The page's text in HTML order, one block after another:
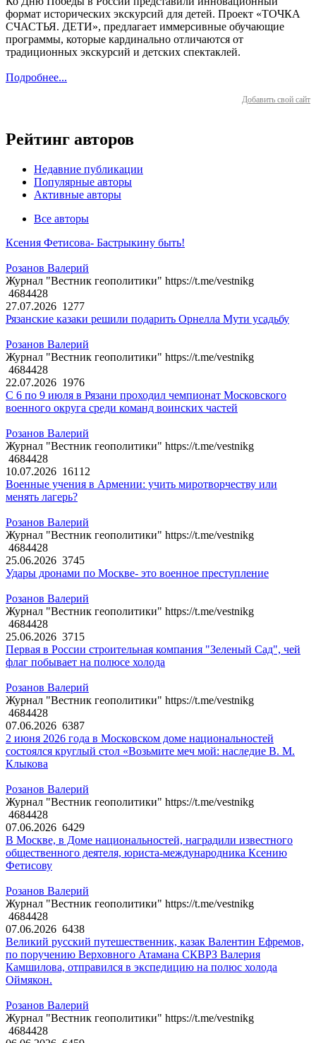
формат исторических экскурсий для детей. Проект «ТОЧКА
СЧАСТЬЯ. ДЕТИ», предлагает иммерсивные обучающие
программы, которые кардинально отличаются от
традиционных экскурсий и детских спектаклей.
Подробнее...
Добавить свой сайт
Рейтинг авторов
Недавние публикации
Популярные авторы
Активные авторы
Все авторы
Ксения Фетисова- Бастрыкину быть!
Розанов Валерий
Журнал "Вестник геополитики" https://t.me/vestnikg
4684428
27.07.2026 1277
Рязанские казаки решили подарить Орнелла Мути усадьбу
Розанов Валерий
Журнал "Вестник геополитики" https://t.me/vestnikg
4684428
22.07.2026 1976
С 6 по 9 июля в Рязани проходил чемпионат Московского
военного округа среди команд воинских частей
Розанов Валерий
Журнал "Вестник геополитики" https://t.me/vestnikg
4684428
10.07.2026 16112
Военные учения в Армении: учить миротворчеству или
менять лагерь?
Розанов Валерий
Журнал "Вестник геополитики" https://t.me/vestnikg
4684428
25.06.2026 3745
Удары дронами по Москве- это военное преступление
Розанов Валерий
Журнал "Вестник геополитики" https://t.me/vestnikg
4684428
25.06.2026 3715
Первая в России строительная компания "Зеленый Сад", чей
флаг побывает на полюсе холода
Розанов Валерий
Журнал "Вестник геополитики" https://t.me/vestnikg
4684428
07.06.2026 6387
2 июня 2026 года в Московском доме национальностей
состоялся круглый стол «Возьмите меч мой: наследие В. М.
Клыкова
Розанов Валерий
Журнал "Вестник геополитики" https://t.me/vestnikg
4684428
07.06.2026 6429
В Москве, в Доме национальностей, наградили известного
общественного деятеля, юриста-международника Ксению
Фетисову
Розанов Валерий
Журнал "Вестник геополитики" https://t.me/vestnikg
4684428
07.06.2026 6438
Великий русский путешественник, казак Валентин Ефремов,
по поручению Верховного Атамана СКВРЗ Валерия
Камшилова, отправился в экспедицию на полюс холода
Оймякон.
Розанов Валерий
Журнал "Вестник геополитики" https://t.me/vestnikg
4684428